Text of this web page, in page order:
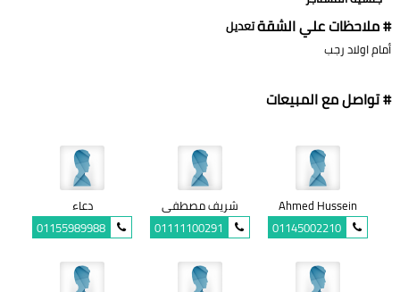
# ملاحظات علي الشقةتعديل
أمام اولاد رجب
# تواصل مع المبيعات
Ahmed Hussein
01145002210
شريف مصطفى
01111100291
دعاء
01155989988